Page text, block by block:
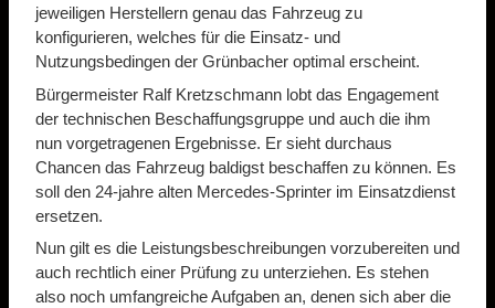
jeweiligen Herstellern genau das Fahrzeug zu
konfigurieren, welches für die Einsatz- und
Nutzungsbedingen der Grünbacher optimal erscheint.
Bürgermeister Ralf Kretzschmann lobt das Engagement
der technischen Beschaffungsgruppe und auch die ihm
nun vorgetragenen Ergebnisse. Er sieht durchaus
Chancen das Fahrzeug baldigst beschaffen zu können. Es
soll den 24-jahre alten Mercedes-Sprinter im Einsatzdienst
ersetzen.
Nun gilt es die Leistungsbeschreibungen vorzubereiten und
auch rechtlich einer Prüfung zu unterziehen. Es stehen
also noch umfangreiche Aufgaben an, denen sich aber die